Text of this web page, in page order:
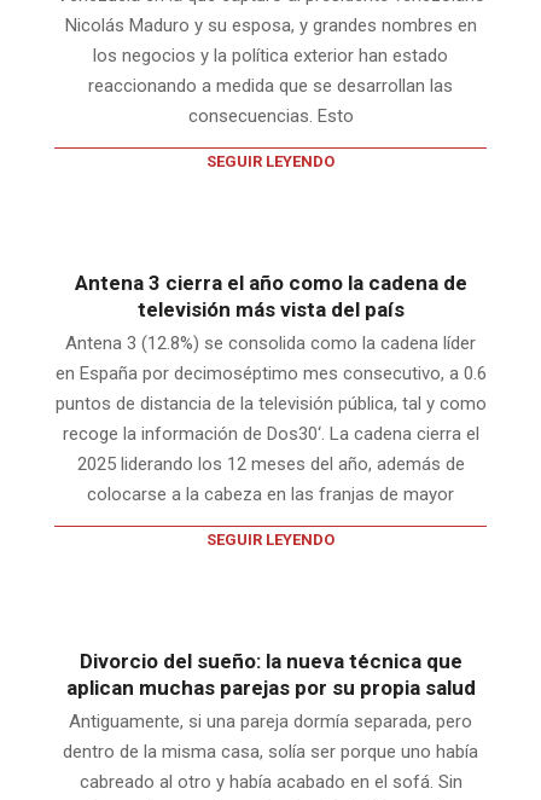
Nicolás Maduro y su esposa, y grandes nombres en
los negocios y la política exterior han estado
reaccionando a medida que se desarrollan las
consecuencias. Esto
SEGUIR LEYENDO
Antena 3 cierra el año como la cadena de
televisión más vista del país
Antena 3 (12.8%) se consolida como la cadena líder
en España por decimoséptimo mes consecutivo, a 0.6
puntos de distancia de la televisión pública, tal y como
recoge la información de Dos30‘. La cadena cierra el
2025 liderando los 12 meses del año, además de
colocarse a la cabeza en las franjas de mayor
SEGUIR LEYENDO
Divorcio del sueño: la nueva técnica que
aplican muchas parejas por su propia salud
Antiguamente, si una pareja dormía separada, pero
dentro de la misma casa, solía ser porque uno había
cabreado al otro y había acabado en el sofá. Sin